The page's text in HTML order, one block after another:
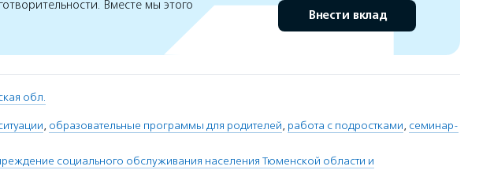
Вместе мы этого
Внести вклад
обл.
, образовательные программы для родителей, работа с подростками, семинар-
социального обслуживания населения Тюменской области и